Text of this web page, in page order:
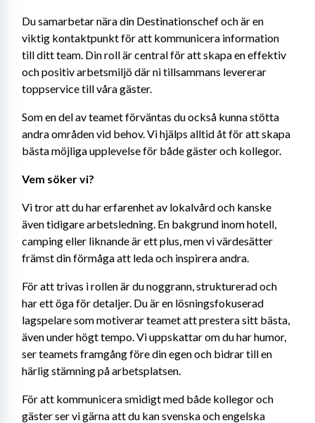
Du samarbetar nära din Destinationschef och är en
viktig kontaktpunkt för att kommunicera information
till ditt team. Din roll är central för att skapa en effektiv
och positiv arbetsmiljö där ni tillsammans levererar
toppservice till våra gäster.
Som en del av teamet förväntas du också kunna stötta
andra områden vid behov. Vi hjälps alltid åt för att skapa
bästa möjliga upplevelse för både gäster och kollegor.
Vem söker vi?
Vi tror att du har erfarenhet av lokalvård och kanske
även tidigare arbetsledning. En bakgrund inom hotell,
camping eller liknande är ett plus, men vi värdesätter
främst din förmåga att leda och inspirera andra.
För att trivas i rollen är du noggrann, strukturerad och
har ett öga för detaljer. Du är en lösningsfokuserad
lagspelare som motiverar teamet att prestera sitt bästa,
även under högt tempo. Vi uppskattar om du har humor,
ser teamets framgång före din egen och bidrar till en
härlig stämning på arbetsplatsen.
För att kommunicera smidigt med både kollegor och
gäster ser vi gärna att du kan svenska och engelska